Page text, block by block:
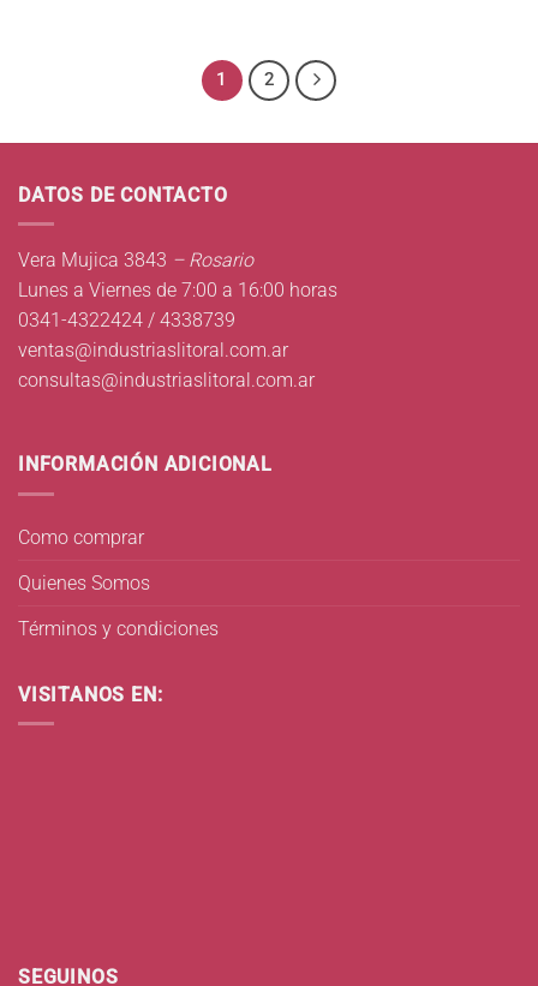
1 2
DATOS DE CONTACTO
Vera Mujica 3843 – Rosario
Lunes a Viernes de 7:00 a 16:00 horas
0341-4322424 / 4338739
ventas@industriaslitoral.com.ar
consultas@industriaslitoral.com.ar
INFORMACIÓN ADICIONAL
Como comprar
Quienes Somos
Términos y condiciones
VISITANOS EN:
SEGUINOS